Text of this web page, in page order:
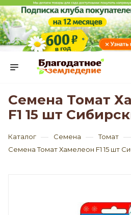
Семена Томат
F1 15 шт
Каталог — Семена — Томат —
Семена Томат Хамелеон F1 15 шт